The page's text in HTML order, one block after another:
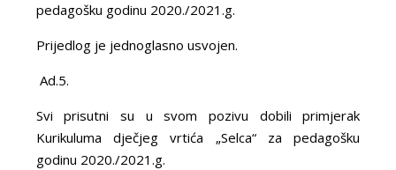
pedagošku godinu 2020./2021.g.
Prijedlog je jednoglasno usvojen.
Ad.5.
Svi prisutni su u svom pozivu dobili primjerak
Kurikuluma dječjeg vrtića „Selca“ za pedagošku
godinu 2020./2021.g.